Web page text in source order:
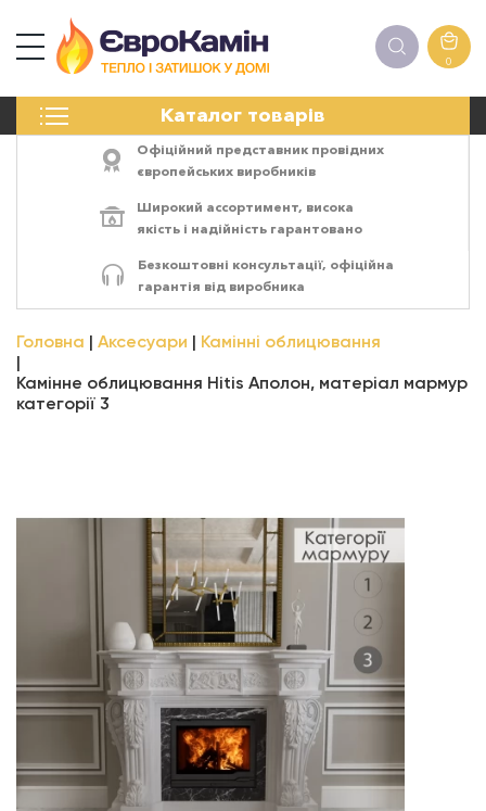
0
Каталог товарів
ПЕЧІ
ЕЛЕКТРОКАМІНИ
АКСЕСУАРИ
Офіційний представник провідних
європейських виробників
Широкий ассортимент, висока
якість і надійність гарантовано
Безкоштовні консультації, офіційна
гарантія від виробника
Головна Аксесуари Камінні облицювання
Камінне облицювання Hitis Аполон, матеріал мармур
категорії 3